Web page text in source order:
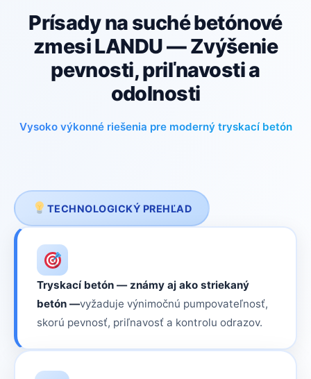
Prísady na suché betónové
zmesi LANDU — Zvýšenie
pevnosti, priľnavosti a
odolnosti
Vysoko výkonné riešenia pre moderný tryskací betón
TECHNOLOGICKÝ PREHĽAD
Tryskací betón — známy aj ako striekaný
betón —vyžaduje výnimočnú pumpovateľnosť,
skorú pevnosť, priľnavosť a kontrolu odrazov.